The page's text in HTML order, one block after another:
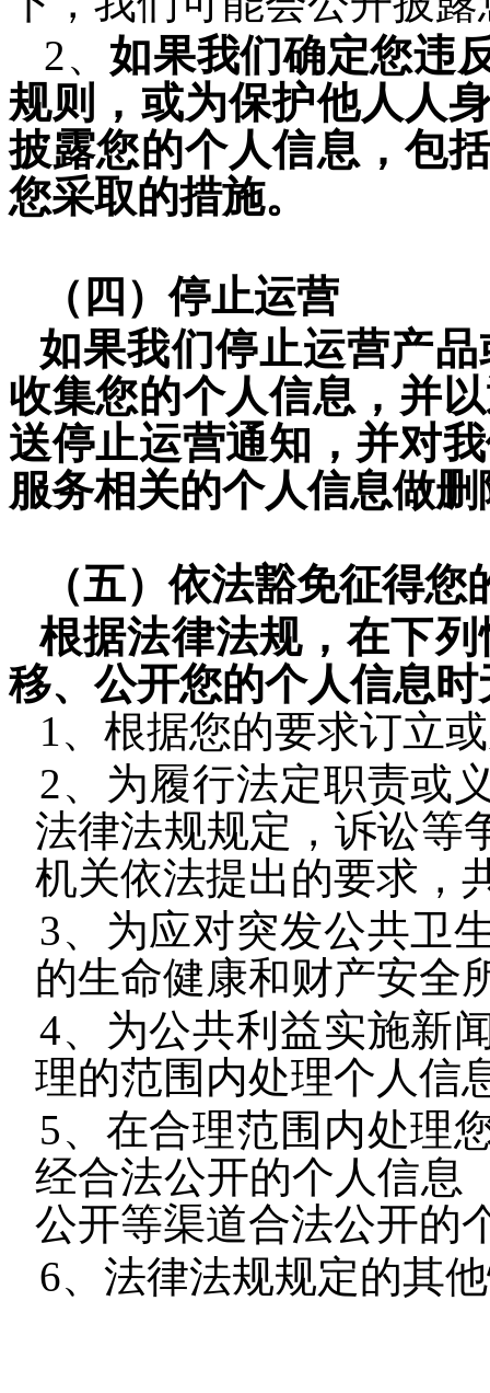
2、 如果我们确定您违
规则，或为保护他人人
披露您的个人信息，包
您采取的措施。
（四）停止运营
如果我们停止运营产
收集您的个人信息，并
送停止运营通知，并对
服务相关的个人信息做
（五）依法豁免征得
根据法律法规，在下
移、公开您的个人信息
1、根据您的要求订立
2、为履行法定职责或
法律法规规定，诉讼等
机关依法提出的要求，
3、为应对突发公共卫
的生命健康和财产安全
4、为公共利益实施新
理的范围内处理个人信
5、在合理范围内处理
经合法公开的个人信息
公开等渠道合法公开的
6、法律法规规定的其